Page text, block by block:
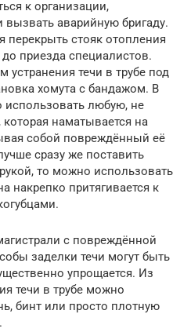
к организации,
аварийную бригаду.
перекрыть стояк отопления
приезда специалистов.
течи в трубе под
хомута с бандажом. В
использовать любую, не
наматывается на
собой повреждённый её
сразу же поставить
то можно использовать
накрепко притягивается к
с повреждённой
заделки течи могут быть
упрощается. Из
течи в трубе можно
бинт или просто плотную